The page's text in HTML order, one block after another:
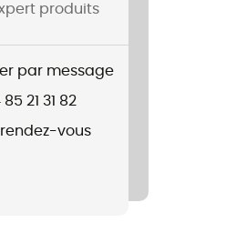
produits
par message
21 31 82
vous